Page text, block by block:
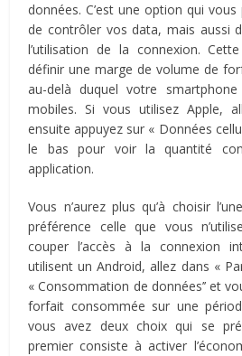
données. C’est une option qui
de contrôler vos data, mais aussi
l’utilisation de la connexion.
définir une marge de volume de
au-delà duquel votre
mobiles. Si vous utilisez Apple,
ensuite appuyez sur « Données
le bas pour voir la quantité
application.
Vous n’aurez plus qu’à choisir
préférence celle que vous
couper l’accès à la connexion
utilisent un Android, allez dans «
« Consommation de données’’ et
forfait consommée sur une
vous avez deux choix qui se
premier consiste à activer